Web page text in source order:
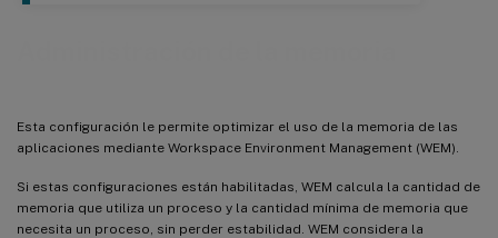
Esta configuración le permite optimizar el uso de la memoria de las
aplicaciones mediante Workspace Environment Management (WEM).
Si estas configuraciones están habilitadas, WEM calcula la cantidad de
memoria que utiliza un proceso y la cantidad mínima de memoria que
necesita un proceso, sin perder estabilidad. WEM considera la